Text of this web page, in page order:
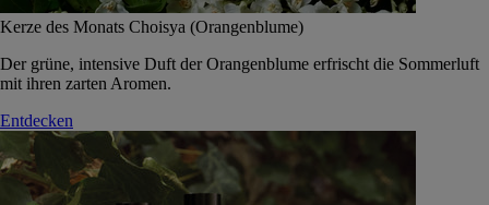
Kerze des Monats Choisya (Orangenblume)
Der grüne, intensive Duft der Orangenblume erfrischt die Sommerluft
mit ihren zarten Aromen.
Entdecken